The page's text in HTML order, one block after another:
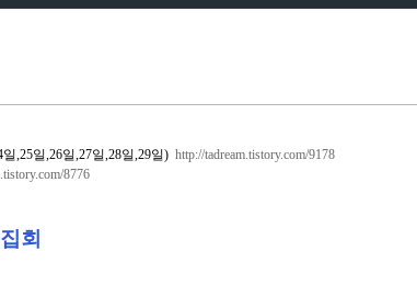
,25일,26일,27일,28일,29일) http://tadream.tistory.com/9178
8776
회